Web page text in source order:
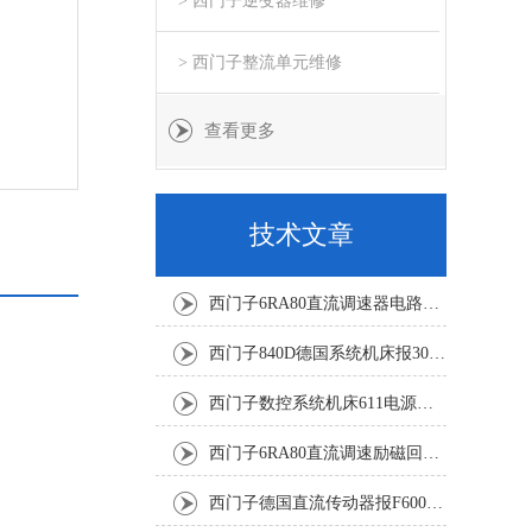
> 西门子整流单元维修
查看更多
技术文章
西门子6RA80直流调速器电路板坏销售修理单位
西门子840D德国系统机床报300501修复解决
西门子数控系统机床611电源模块灯不显示修复解决
西门子6RA80直流调速励磁回路坏报F60005修复排除
西门子德国直流传动器报F60067高温报警修复排除方法